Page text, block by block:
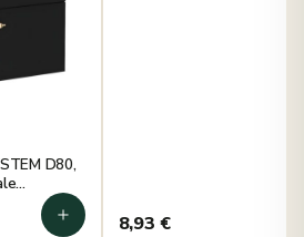
D80,
8,93 €